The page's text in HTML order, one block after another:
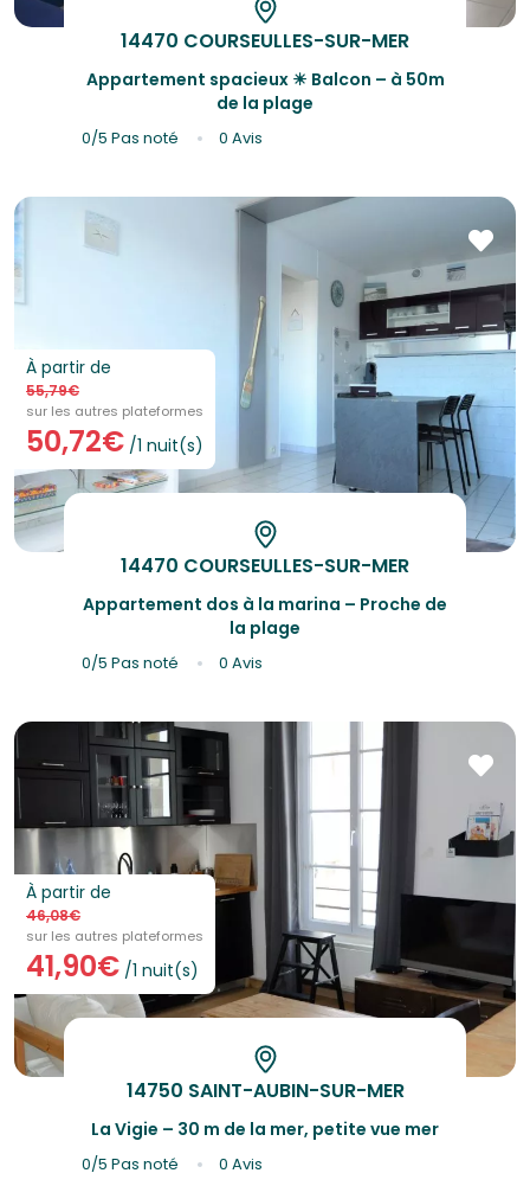
Appartement spacieux ☀ Balcon – à 50m
de la plage
14470 COURSEULLES-SUR-MER
0/5Pas noté 0 Avis
À partir de
55,79€
sur les autres plateformes
50,72€ /1 nuit(s)
Appartement dos à la marina – Proche de
la plage
14470 COURSEULLES-SUR-MER
0/5Pas noté 0 Avis
À partir de
46,08€
sur les autres plateformes
41,90€ /1 nuit(s)
La Vigie – 30 m de la mer, petite vue mer
14750 SAINT-AUBIN-SUR-MER
0/5Pas noté 0 Avis